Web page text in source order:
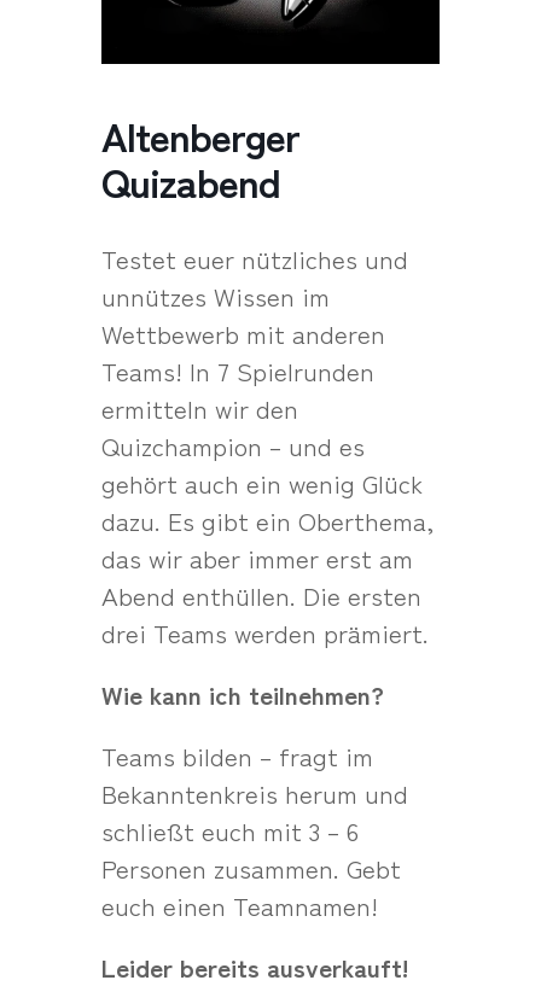
Altenberger
Quizabend
Testet euer nützliches und
unnützes Wissen im
Wettbewerb mit anderen
Teams! In 7 Spielrunden
ermitteln wir den
Quizchampion – und es
gehört auch ein wenig Glück
dazu. Es gibt ein Oberthema,
das wir aber immer erst am
Abend enthüllen. Die ersten
drei Teams werden prämiert.
Wie kann ich teilnehmen?
Teams bilden – fragt im
Bekanntenkreis herum und
schließt euch mit 3 – 6
Personen zusammen. Gebt
euch einen Teamnamen!
Leider bereits ausverkauft!